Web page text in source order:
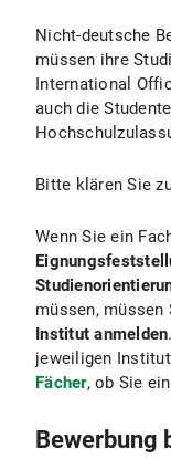
Nicht-deutsche
müssen ihre
International
auch die
Bitte klären Sie
Wenn Sie ein
müssen, müssen
Institut anmelden
jeweiligen
Fächer, ob Sie
Bewerbung